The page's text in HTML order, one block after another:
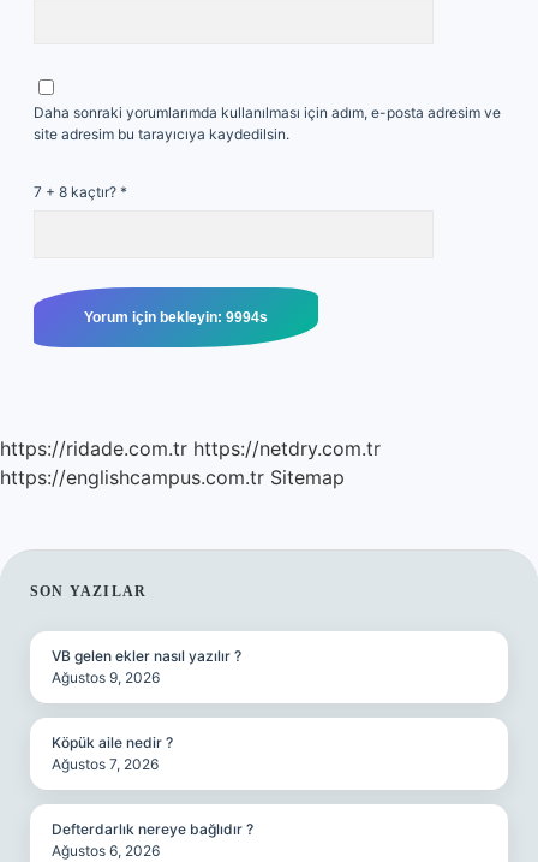
Daha sonraki yorumlarımda kullanılması için adım, e-posta adresim ve
site adresim bu tarayıcıya kaydedilsin.
7 + 8 kaçtır? *
https://ridade.com.tr https://netdry.com.tr
https://englishcampus.com.tr Sitemap
SIDEBAR
SON YAZILAR
VB gelen ekler nasıl yazılır ?
Ağustos 9, 2026
Köpük aile nedir ?
Ağustos 7, 2026
Defterdarlık nereye bağlıdır ?
Ağustos 6, 2026